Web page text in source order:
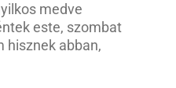
medve
este, szombat
hisznek abban,